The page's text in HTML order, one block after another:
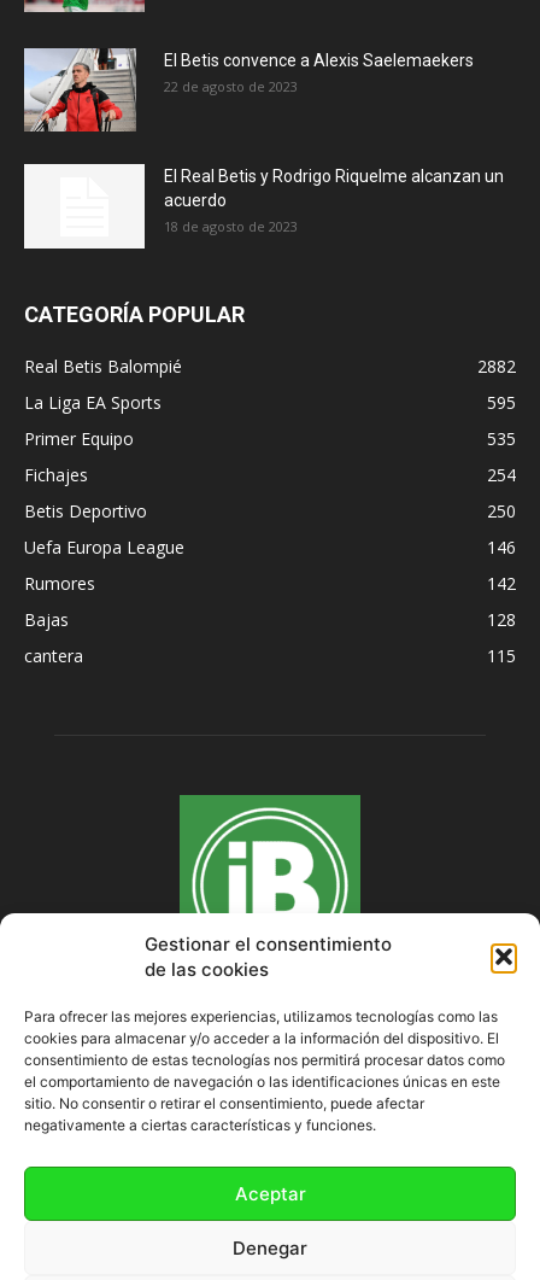
Gestionar el consentimiento
de las cookies
Para ofrecer las mejores experiencias, utilizamos tecnologías como las
cookies para almacenar y/o acceder a la información del dispositivo. El
consentimiento de estas tecnologías nos permitirá procesar datos como
el comportamiento de navegación o las identificaciones únicas en este
sitio. No consentir o retirar el consentimiento, puede afectar
negativamente a ciertas características y funciones.
Aceptar
Denegar
El Betis convence a Alexis Saelemaekers
22 de agosto de 2023
El Real Betis y Rodrigo Riquelme alcanzan un
acuerdo
18 de agosto de 2023
CATEGORÍA POPULAR
Real Betis Balompié
2882
La Liga EA Sports
595
Primer Equipo
535
Fichajes
254
Betis Deportivo
250
Uefa Europa League
146
Rumores
142
Bajas
128
cantera
115
SOBRE NOSOTROS